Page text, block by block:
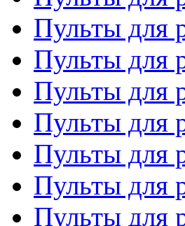
Пульты для
Пульты для
Пульты для
Пульты для
Пульты для
Пульты для
Пульты для